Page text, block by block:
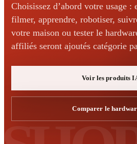
Choisissez d’abord votre usage :
filmer, apprendre, robotiser,
votre maison ou tester le
affiliés seront ajoutés catégorie
Voir les produits
Comparer le